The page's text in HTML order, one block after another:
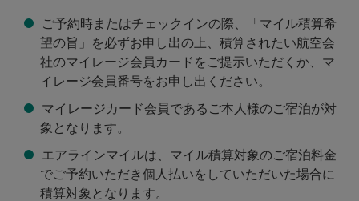
ホテル日航ハウステンボス ご予約
ホテル日航熊本
ホテル日航大分 オアシスタ
ワー
ご予約
ホテル日航アリビラ／ヨミ
タンリゾート沖縄
ご予約
シティ チョンブリ
ホテル・ニッコー・グアム ご予約
パラオ・ロイヤル・リゾー
ト
ホテル・ニッコー・サンフ
ランシスコ
ホテルJALシティ那覇 ご予約
ご予約時またはチェックインの際、「マイル積算希
望の旨」を必ずお申し出の上、積算されたい航空会
社のマイレージ会員カードをご提示いただくか、マ
イレージ会員番号をお申し出ください。
マイレージカード会員であるご本人様のご宿泊が対
象となります。
エアラインマイルは、マイル積算対象のご宿泊料金
でご予約いただき個人払いをしていただいた場合に
積算対象となります。